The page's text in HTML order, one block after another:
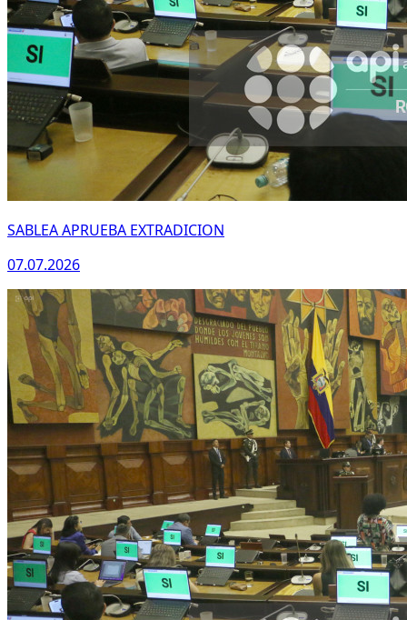
SABLEA APRUEBA EXTRADICION
07.07.2026